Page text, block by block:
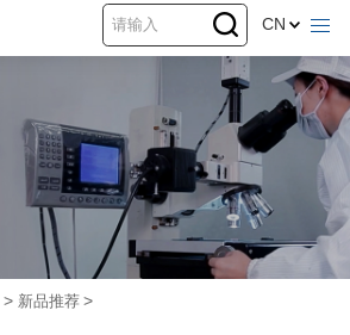
CN
> 新品推荐 >